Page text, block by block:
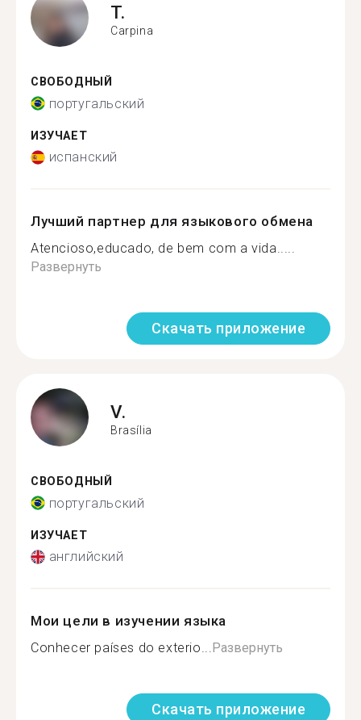
T.
Carpina
СВОБОДНЫЙ
португальский
ИЗУЧАЕТ
испанский
Лучший партнер для языкового обмена
Atencioso,educado, de bem com a vida.....
Развернуть
Скачать приложение
V.
Brasília
СВОБОДНЫЙ
португальский
ИЗУЧАЕТ
английский
Мои цели в изучении языка
Conhecer países do exterio...Развернуть
Скачать приложение